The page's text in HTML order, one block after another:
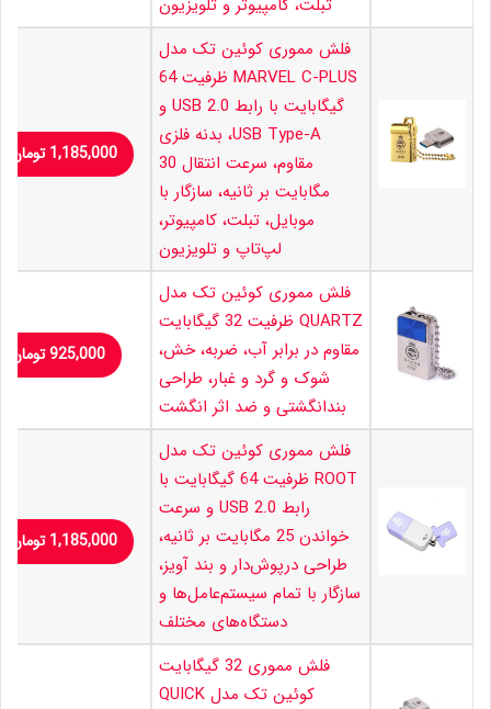
تبلت، کامپیوتر و تلویزیون
فلش مموری کوئین تک مدل
MARVEL C-PLUS ظرفیت 64
گیگابایت با رابط USB 2.0 و
USB Type-A، بدنه فلزی
مقاوم، سرعت انتقال 30
مگابایت بر ثانیه، سازگار با
موبایل، تبلت، کامپیوتر،
لپ‌تاپ و تلویزیون
1,185,000 تومان
فلش مموری کوئین تک مدل
QUARTZ ظرفیت 32 گیگابایت
مقاوم در برابر آب، ضربه، خش،
شوک و گرد و غبار، طراحی
بندانگشتی و ضد اثر انگشت
925,000تومان
فلش مموری کوئین تک مدل
ROOT ظرفیت 64 گیگابایت با
رابط USB 2.0 و سرعت
خواندن 25 مگابایت بر ثانیه،
طراحی درپوش‌دار و بند آویز،
سازگار با تمام سیستم‌عامل‌ها و
دستگاه‌های مختلف
1,185,000 تومان
فلش مموری 32 گیگابایت
کوئین تک مدل QUICK